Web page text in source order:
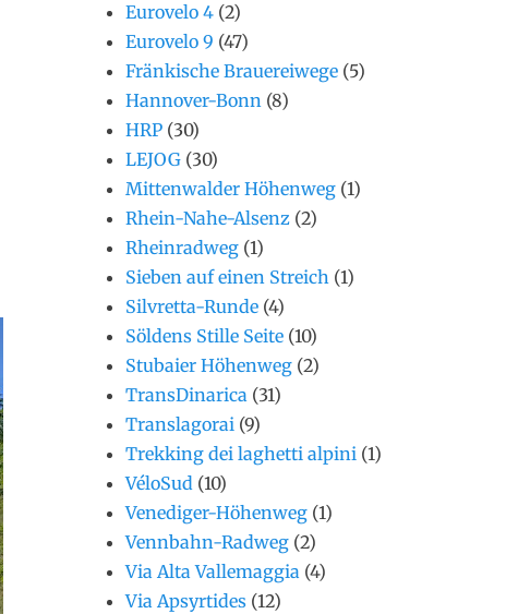
Eurovelo 4 (2)
Eurovelo 9 (47)
Fränkische Brauereiwege (5)
Hannover-Bonn (8)
HRP (30)
LEJOG (30)
Mittenwalder Höhenweg (1)
Rhein-Nahe-Alsenz (2)
Rheinradweg (1)
Sieben auf einen Streich (1)
Silvretta-Runde (4)
Söldens Stille Seite (10)
Stubaier Höhenweg (2)
TransDinarica (31)
Translagorai (9)
Trekking dei laghetti alpini (1)
VéloSud (10)
Venediger-Höhenweg (1)
Vennbahn-Radweg (2)
Via Alta Vallemaggia (4)
Via Apsyrtides (12)